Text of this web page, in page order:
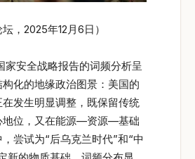
，2025年12月6日）
家安全战略报告的词频分析呈
化的地缘政治图景：美国的
发生明显调整，既保留传统
地位，又在能源—资源—基础
尝试为“后乌克兰时代”和“中